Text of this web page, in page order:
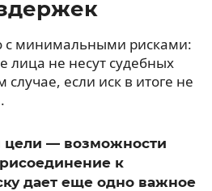
с минимальными рисками:
лица не несут судебных
если иск в итоге не
цели — возможности
к
дает еще одно важное